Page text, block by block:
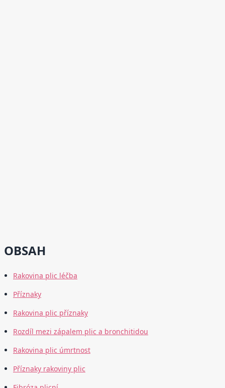
OBSAH
Rakovina plic léčba
Příznaky
Rakovina plic příznaky
Rozdíl mezi zápalem plic a bronchitidou
Rakovina plic úmrtnost
Příznaky rakoviny plic